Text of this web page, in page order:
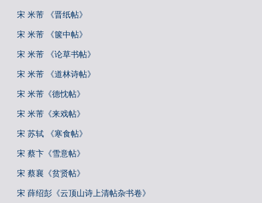
宋 米芾 《晋纸帖》
宋 米芾 《箧中帖》
宋 米芾 《论草书帖》
宋 米芾 《道林诗帖》
宋 米芾《德忱帖》
宋 米芾《来戏帖》
宋 苏轼 《寒食帖》
宋 蔡卞《雪意帖》
宋 蔡襄《贫贤帖》
宋 薛绍彭《云顶山诗上清帖杂书卷》